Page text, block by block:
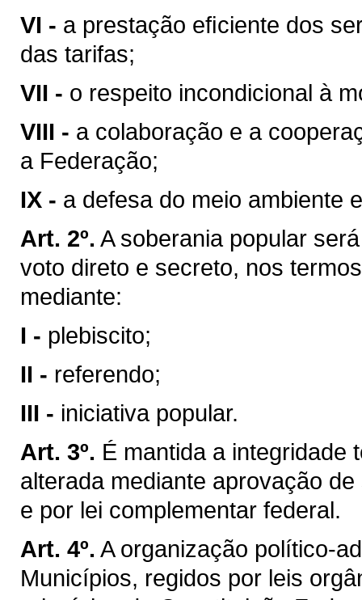
VI - a prestação eﬁciente dos
das tarifas;
VII - o respeito incondicional à
VIII - a colaboração e a
a Federação;
IX - a defesa do meio ambiente
Art. 2º. A soberania popular
voto direto e secreto, nos
mediante:
I - plebiscito;
II - referendo;
III - iniciativa popular.
Art. 3º. É mantida a integridade
alterada mediante aprovação
e por lei complementar federal.
Art. 4º. A organização político-
Municípios, regidos por leis